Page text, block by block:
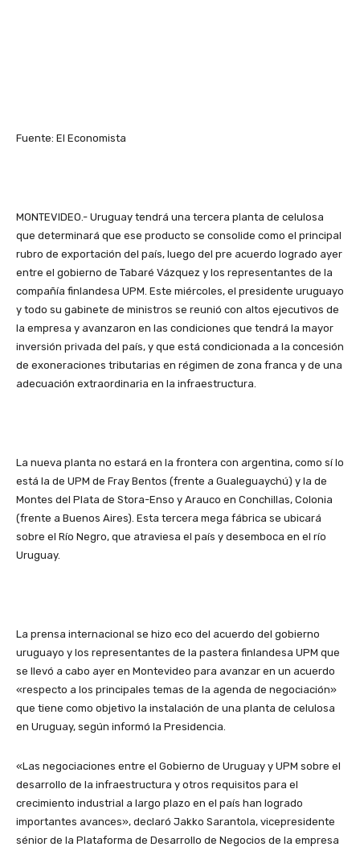
Fuente: El Economista
MONTEVIDEO.- Uruguay tendrá una tercera planta de celulosa
que determinará que ese producto se consolide como el principal
rubro de exportación del país, luego del pre acuerdo logrado ayer
entre el gobierno de Tabaré Vázquez y los representantes de la
compañía finlandesa UPM. Este miércoles, el presidente uruguayo
y todo su gabinete de ministros se reunió con altos ejecutivos de
la empresa y avanzaron en las condiciones que tendrá la mayor
inversión privada del país, y que está condicionada a la concesión
de exoneraciones tributarias en régimen de zona franca y de una
adecuación extraordinaria en la infraestructura.
La nueva planta no estará en la frontera con argentina, como sí lo
está la de UPM de Fray Bentos (frente a Gualeguaychú) y la de
Montes del Plata de Stora-Enso y Arauco en Conchillas, Colonia
(frente a Buenos Aires). Esta tercera mega fábrica se ubicará
sobre el Río Negro, que atraviesa el país y desemboca en el río
Uruguay.
La prensa internacional se hizo eco del acuerdo del gobierno
uruguayo y los representantes de la pastera finlandesa UPM que
se llevó a cabo ayer en Montevideo para avanzar en un acuerdo
«respecto a los principales temas de la agenda de negociación»
que tiene como objetivo la instalación de una planta de celulosa
en Uruguay, según informó la Presidencia.
«Las negociaciones entre el Gobierno de Uruguay y UPM sobre el
desarrollo de la infraestructura y otros requisitos para el
crecimiento industrial a largo plazo en el país han logrado
importantes avances», declaró Jakko Sarantola, vicepresidente
sénior de la Plataforma de Desarrollo de Negocios de la empresa